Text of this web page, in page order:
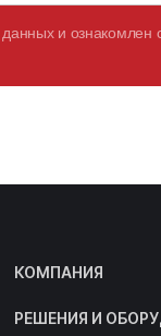
и ознакомлен
КОМПАНИЯ
РЕШЕНИЯ И